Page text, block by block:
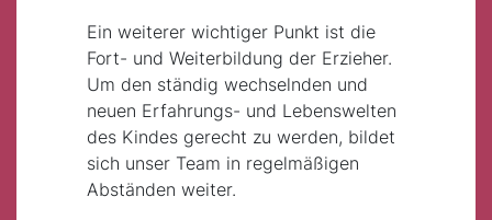
Ein weiterer wichtiger Punkt ist die
Fort- und Weiterbildung der Erzieher.
Um den ständig wechselnden und
neuen Erfahrungs- und Lebenswelten
des Kindes gerecht zu werden, bildet
sich unser Team in regelmäßigen
Abständen weiter.